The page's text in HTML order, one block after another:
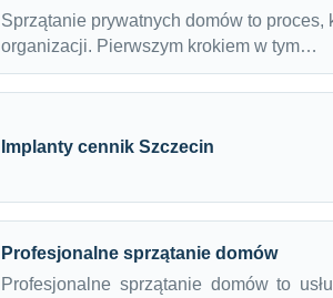
Sprzątanie prywatnych domów to
organizacji. Pierwszym krokiem w tym…
Implanty cennik Szczecin
Profesjonalne sprzątanie domów
Profesjonalne sprzątanie domów to